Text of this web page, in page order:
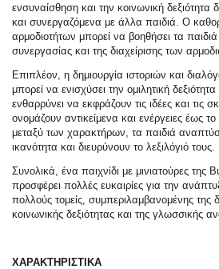
ενσυναίσθηση και την κοινωνική δεξιότητα
και συνεργαζόμενα με άλλα παιδιά. Ο
αρμοδιοτήτων μπορεί να βοηθήσει τα
συνεργασίας και της διαχείρισης των
Επιπλέον, η δημιουργία ιστοριών και
μπορεί να ενισχύσει την ομιλητική
ενθαρρύνει να εκφράζουν τις ιδέες και τις
ονομάζουν αντικείμενα και ενέργειες έως
μεταξύ των χαρακτήρων, τα παιδιά
ικανότητα και διευρύνουν το λεξιλόγιό τους.
Συνολικά, ένα παιχνίδι με μινιατούρες
προσφέρει πολλές ευκαιρίες για την
πολλούς τομείς, συμπεριλαμβανομένης της
κοινωνικής δεξιότητας και της γλωσσικής
ΧΑΡΑΚΤΗΡΙΣΤΙΚΑ